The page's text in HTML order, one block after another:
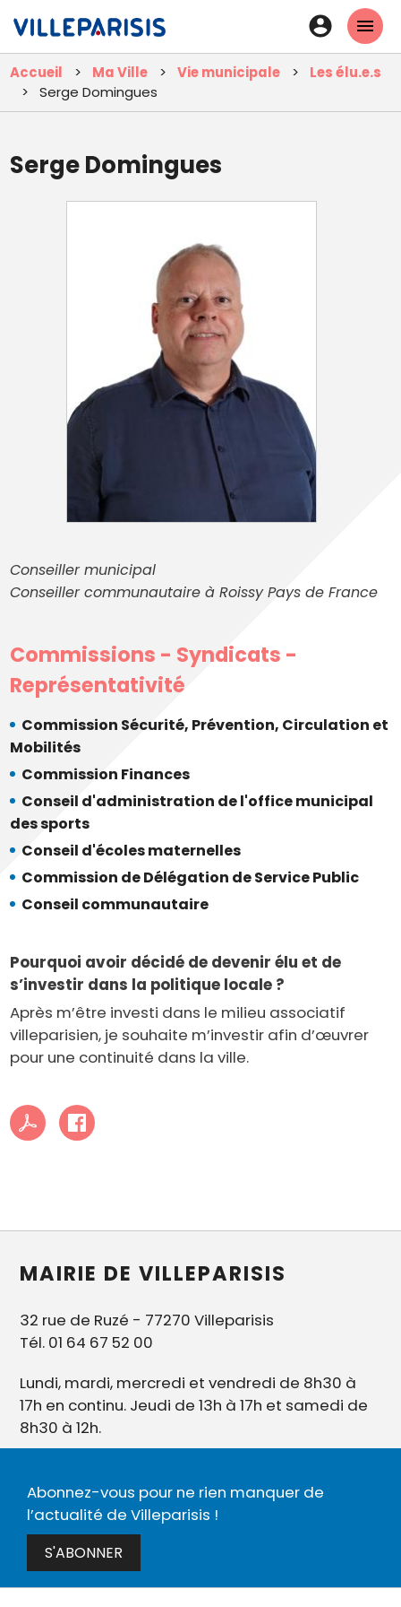
contenu
principal
En-
tête
-
Accueil Ma Ville Vie municipale
Les élu.e.s
Serge Domingues
Serge Domingues
Conseiller municipal
Conseiller communautaire à Roissy Pays de France
Commissions - Syndicats -
Représentativité
Commission Sécurité, Prévention, Circulation et
Mobilités
Commission Finances
Conseil d'administration de l'office municipal
des sports
Conseil d'écoles maternelles
Commission de Délégation de Service Public
Conseil communautaire
Pourquoi avoir décidé de devenir élu et de
s’investir dans la politique locale ?
Après m’être investi dans le milieu associatif
villeparisien, je souhaite m’investir afin d’œuvrer
pour une continuité dans la ville.
MAIRIE DE VILLEPARISIS
32 rue de Ruzé - 77270 Villeparisis
Tél. 01 64 67 52 00
Lundi, mardi, mercredi et vendredi de 8h30 à
17h en continu. Jeudi de 13h à 17h et samedi de
8h30 à 12h.
Abonnez-vous pour ne rien manquer de
l’actualité de Villeparisis !
S'ABONNER